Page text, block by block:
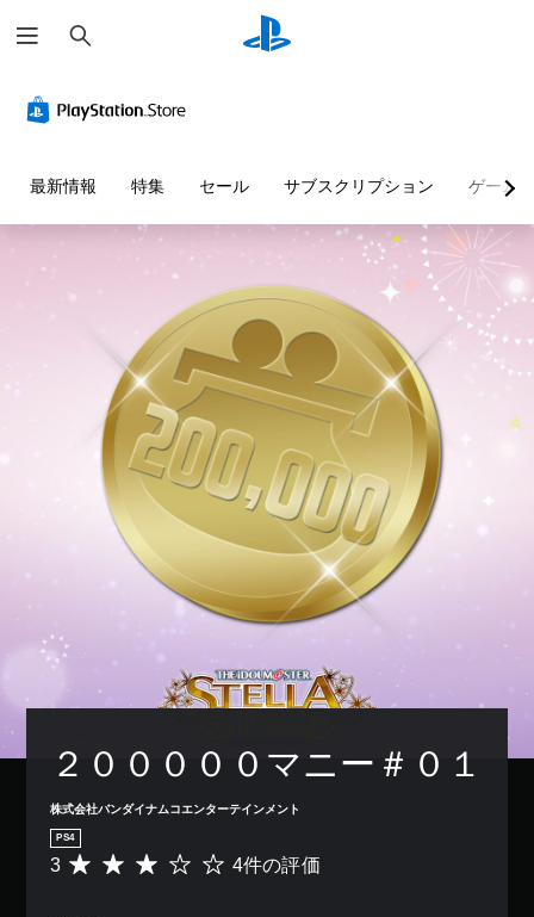
索
最新情報 特集 セール サブスクリプション ゲーム
２０００００マニー＃０１
株式会社バンダイナムコエンターテインメント
PS4
評
3 4件の評価